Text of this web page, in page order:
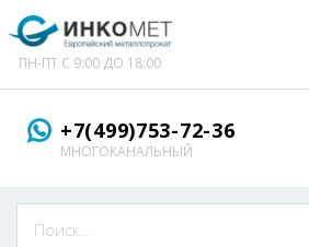
ПН-ПТ С 9:00 ДО 18:00
+7(499)753-72-36
МНОГОКАНАЛЬНЫЙ